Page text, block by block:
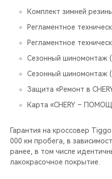
ВИДЕООБЗОРЫ
CHERY ДЛЯ ДЕТЕЙ
Комплект зимней
Регламентное
Регламентное
Сезонный шиномонтаж
Сезонный шиномонтаж
Защита «Ремонт в
Карта «CHERY –
Гарантия на кроссовер
000 км пробега, в
ранее, в том числе
лакокрасочное покрытие.